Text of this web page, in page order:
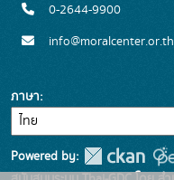
0-2644-9900
info@moralcenter.or.th
ภาษา
Powered by: